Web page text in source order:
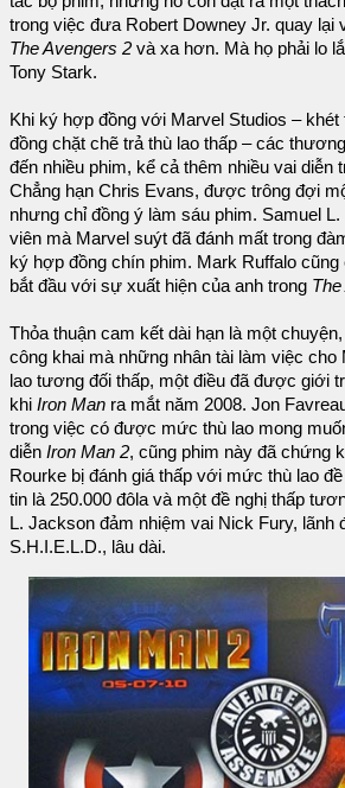
trong việc đưa Robert Downey Jr. quay lại
The Avengers 2 và xa hơn. Mà họ phải lo
Tony Stark.
Khi ký hợp đồng với Marvel Studios –
đồng chặt chẽ trả thù lao thấp – các
đến nhiều phim, kể cả thêm nhiều vai diễn
Chẳng hạn Chris Evans, được trông đợi
nhưng chỉ đồng ý làm sáu phim. Samuel
viên mà Marvel suýt đã đánh mất trong
ký hợp đồng chín phim. Mark Ruffalo
bắt đầu với sự xuất hiện của anh trong
Thỏa thuận cam kết dài hạn là một
công khai mà những nhân tài làm việc cho
lao tương đối thấp, một điều đã được giới
khi Iron Man ra mắt năm 2008. Jon
trong việc có được mức thù lao mong
diễn Iron Man 2, cũng phim này đã chứng
Rourke bị đánh giá thấp với mức thù lao
tin là 250.000 đôla và một đề nghị thấp
L. Jackson đảm nhiệm vai Nick Fury, lãnh
S.H.I.E.L.D., lâu dài.